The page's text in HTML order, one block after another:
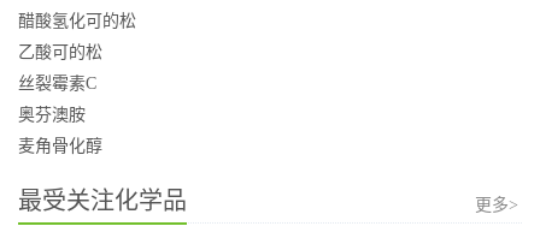
醋酸氢化可的松
乙酸可的松
丝裂霉素C
奥芬澳胺
麦角骨化醇
最受关注化学品 更多>